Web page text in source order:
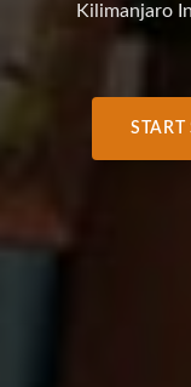
Kilimanjaro
START